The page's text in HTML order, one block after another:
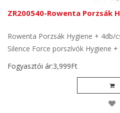
ZR200540-Rowenta Porzsák
Rowenta Porzsák Hygiene + 4db/
Silence Force porszívók Hygiene +
Fogyasztói ár:3,999Ft